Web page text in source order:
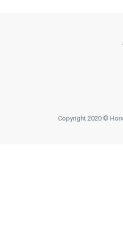
Copyright 2020 ©